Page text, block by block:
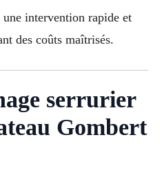
intervention rapide et
des coûts maîtrisés.
serrurier
Gombert